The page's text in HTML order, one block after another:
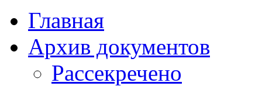
Главная
Архив документов
Рассекречено